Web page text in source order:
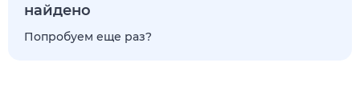
найдено
Попробуем еще раз?